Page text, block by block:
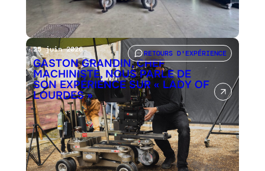
RETOURS D'EXPÉRIENCE
25 juin 2026
GASTON GRANDIN, CHEF
MACHINISTE, NOUS PARLE DE
SON EXPÉRIENCE SUR « LADY OF
LOURDES »